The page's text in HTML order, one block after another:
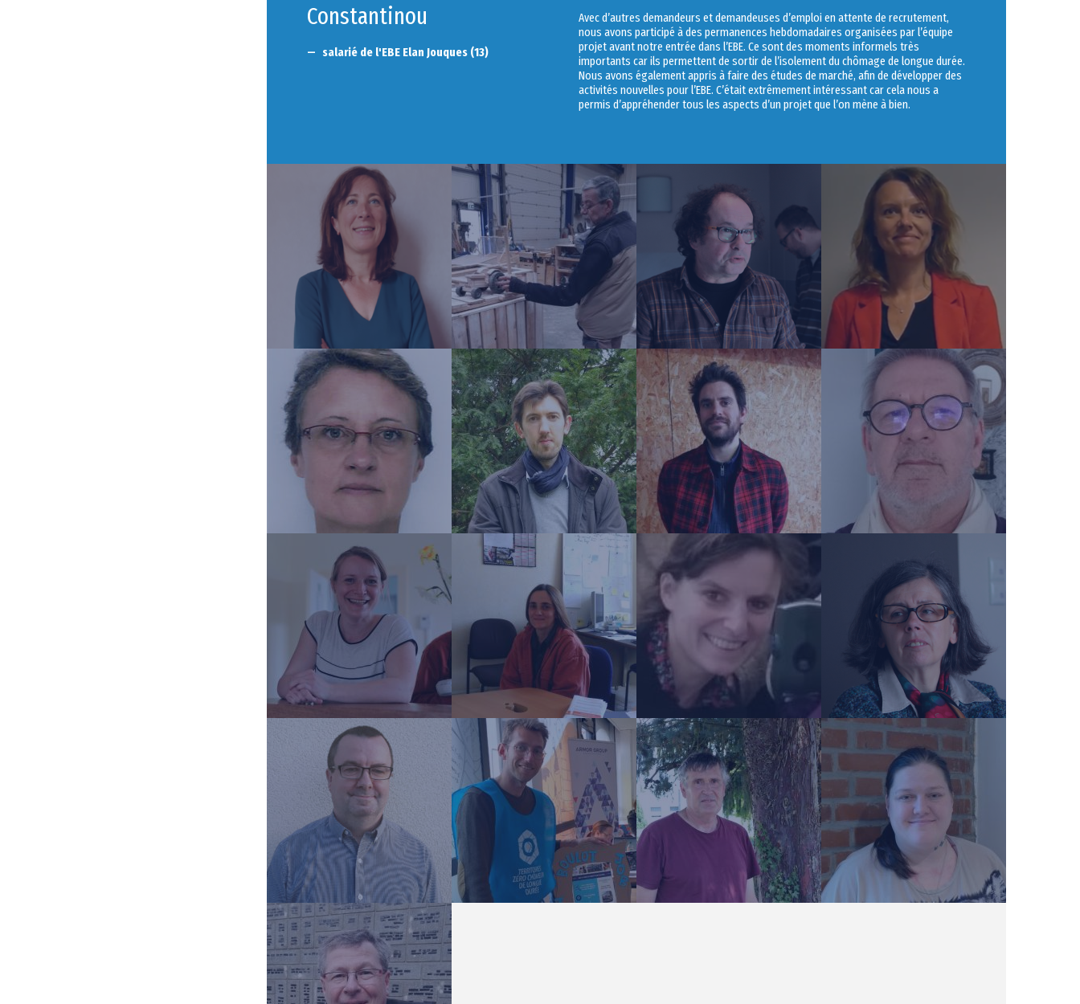
Constantinou
salarié de l'EBE Elan Jouques (13)
Avec d’autres demandeurs et demandeuses d’emploi en attente de recrutement,
nous avons participé à des permanences hebdomadaires organisées par l’équipe
projet avant notre entrée dans l’EBE. Ce sont des moments informels très
importants car ils permettent de sortir de l’isolement du chômage de longue durée.
Nous avons également appris à faire des études de marché, afin de développer des
activités nouvelles pour l’EBE. C’était extrêmement intéressant car cela nous a
permis d’appréhender tous les aspects d’un projet que l’on mène à bien.